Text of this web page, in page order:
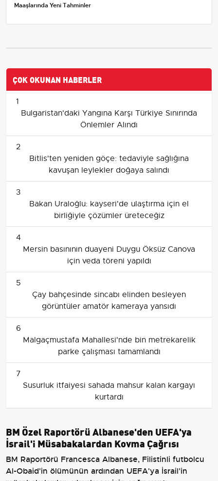
Maaşlarında Yeni Tahminler
ÇOK OKUNAN HABERLER
1
Bulgaristan'daki Yangına Karşı Türkiye Sınırında
Önlemler Alındı
2
Bitlis'ten yeniden göçe: tedaviyle sağlığına
kavuşan leylekler doğaya salındı
3
Bakan Uraloğlu: kayseri'de ulaştırma için el
birliğiyle çözümler üreteceğiz
4
Mersin basınının duayeni Duygu Öksüz Canova
için veda töreni yapıldı
5
Çay bahçesinde sincabı elinden besleyen
görüntüler amatör kameraya yansıdı
6
Malgaçmustafa Mahallesi'nde bin metrekarelik
parke çalışması tamamlandı
7
Susurluk itfaiyesi sahada mahsur kalan kargayı
kurtardı
BM Özel Raportörü Albanese'den UEFA'ya
İsrail'i Müsabakalardan Kovma Çağrısı
BM Raportörü Francesca Albanese, Filistinli futbolcu
Al-Obaid'in ölümünün ardından UEFA'ya İsrail'in